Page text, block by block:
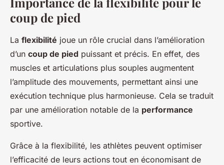
coup de pied
La flexibilité joue un rôle crucial dans l’amélioration
d’un coup de pied puissant et précis. En effet, des
muscles et articulations plus souples augmentent
l’amplitude des mouvements, permettant ainsi une
exécution technique plus harmonieuse. Cela se traduit
par une amélioration notable de la performance
sportive.
Grâce à la flexibilité, les athlètes peuvent optimiser
l’efficacité de leurs actions tout en économisant de